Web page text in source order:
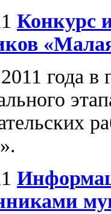
Конкурс
года